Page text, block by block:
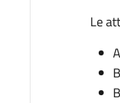
Le